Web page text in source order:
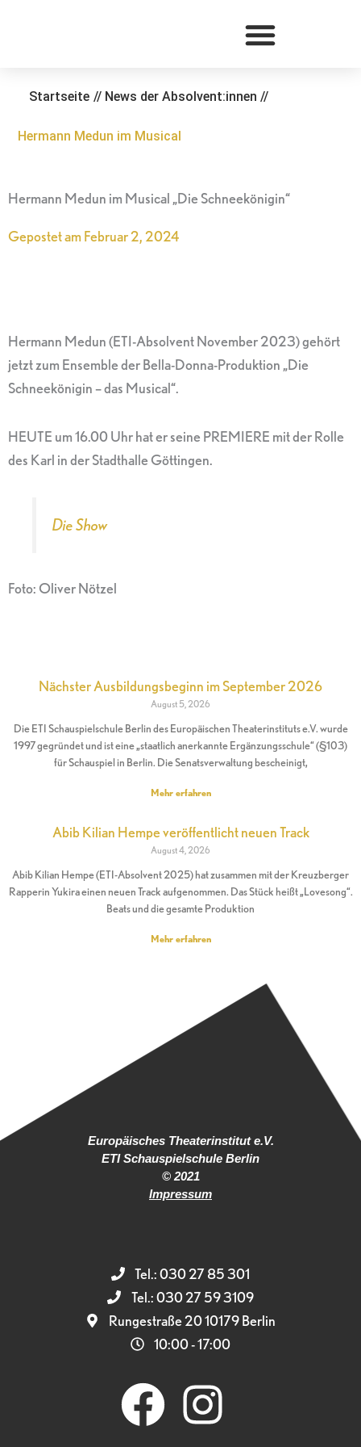
Startseite // News der Absolvent:innen //
Hermann Medun im Musical
Hermann Medun im Musical „Die Schneekönigin“
Gepostet amFebruar 2, 2024
Hermann Medun (ETI-Absolvent November 2023) gehört
jetzt zum Ensemble der Bella-Donna-Produktion „Die
Schneekönigin – das Musical“.
HEUTE um 16.00 Uhr hat er seine PREMIERE mit der Rolle
des Karl in der Stadthalle Göttingen.
Die Show
Foto: Oliver Nötzel
Nächster Ausbildungsbeginn im September 2026
August 5, 2026
Die ETI Schauspielschule Berlin des Europäischen Theaterinstituts e.V. wurde
1997 gegründet und ist eine „staatlich anerkannte Ergänzungsschule“ (§103)
für Schauspiel in Berlin. Die Senatsverwaltung bescheinigt,
Mehr erfahren
Abib Kilian Hempe veröffentlicht neuen Track
August 4, 2026
Abib Kilian Hempe (ETI-Absolvent 2025) hat zusammen mit der Kreuzberger
Rapperin Yukira einen neuen Track aufgenommen. Das Stück heißt „Lovesong“.
Beats und die gesamte Produktion
Mehr erfahren
Europäisches Theaterinstitut e.V.
ETI Schauspielschule Berlin
© 2021
Impressum
Tel.: 030 27 85 301
Tel.: 030 27 59 3109
Rungestraße 20 10179 Berlin
10:00 - 17:00